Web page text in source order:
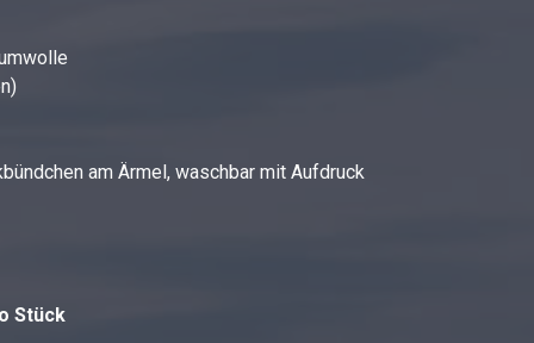
am Ärmel, waschbar mit Aufdruck
Stück